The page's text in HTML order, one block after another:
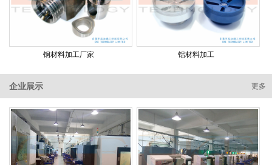
钢材料加工厂家 铝材料加工
更多
企业展示